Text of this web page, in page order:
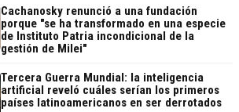
Cachanosky renunció a una fundación
porque "se ha transformado en una especie
de Instituto Patria incondicional de la
gestión de Milei"
Tercera Guerra Mundial: la inteligencia
artificial reveló cuáles serían los primeros
países latinoamericanos en ser derrotados